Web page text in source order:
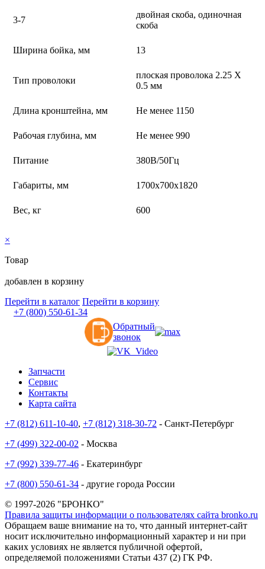
3-7
двойная скоба, одиночная
скоба
Ширина бойка, мм 13
Тип проволоки
плоская проволока 2.25 Х
0.5 мм
Длина кронштейна, мм Не менее 1150
Рабочая глубина, мм Не менее 990
Питание 380В/50Гц
Габариты, мм 1700x700x1820
Вес, кг 600
×
Товар
добавлен в корзину
Перейти в каталог Перейти в корзину
+7 (800) 550-61-34
Обратный
звонок
Запчасти
Сервис
Контакты
Карта сайта
+7 (812) 611-10-40, +7 (812) 318-30-72 - Санкт-Петербург
+7 (499) 322-00-02 - Москва
+7 (992) 339-77-46 - Екатеринбург
+7 (800) 550-61-34 - другие города России
© 1997-2026 "БРОНКО"
Правила защиты информации о пользователях сайта bronko.ru
Обращаем ваше внимание на то, что данный интернет-сайт
носит исключительно информационный характер и ни при
каких условиях не является публичной офертой,
определяемой положениями Статьи 437 (2) ГК РФ.